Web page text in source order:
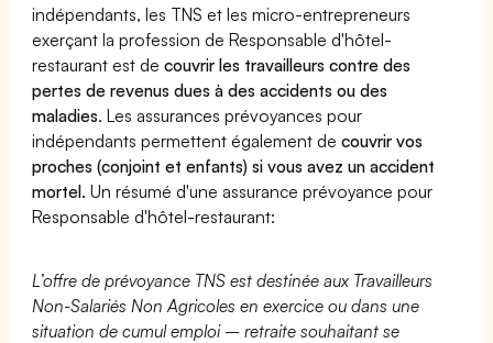
indépendants, les TNS et les micro-entrepreneurs
exerçant la profession de Responsable d'hôtel-
restaurant est decouvrir les travailleurs contre des
pertes de revenus dues à des accidents ou des
maladies. Les assurances prévoyances pour
indépendants permettent également decouvrir vos
proches (conjoint et enfants) si vous avez un accident
mortel. Un résumé d'une assurance prévoyance pour
Responsable d'hôtel-restaurant:
L’offre de prévoyance TNS est destinée aux Travailleurs
Non-Salariés Non Agricoles en exercice ou dans une
situation de cumul emploi – retraite souhaitant se